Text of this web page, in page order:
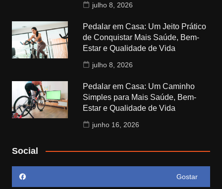
julho 8, 2026
Pedalar em Casa: Um Jeito Prático
de Conquistar Mais Saúde, Bem-
Estar e Qualidade de Vida
julho 8, 2026
Pedalar em Casa: Um Caminho
Simples para Mais Saúde, Bem-
Estar e Qualidade de Vida
junho 16, 2026
Social
Gostar